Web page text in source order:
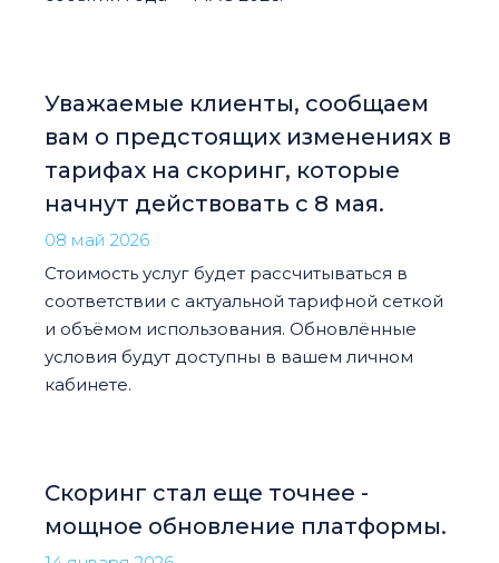
Уважаемые клиенты, сообщаем
вам о предстоящих изменениях в
тарифах на скоринг, которые
начнут действовать с 8 мая.
08 май 2026
Стоимость услуг будет рассчитываться в
соответствии с актуальной тарифной сеткой
и объёмом использования. Обновлённые
условия будут доступны в вашем личном
кабинете.
Скоринг стал еще точнее -
мощное обновление платформы.